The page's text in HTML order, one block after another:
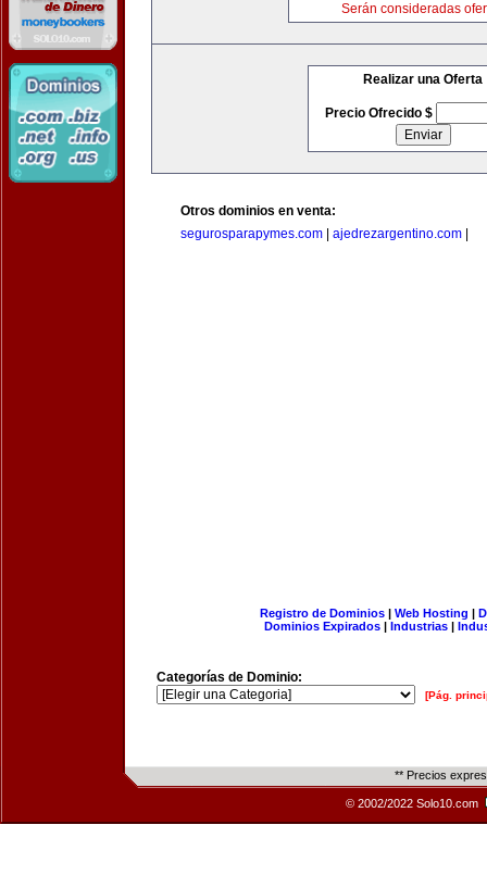
Serán consideradas
Realizar una Oferta
Precio Ofrecido $
Otros dominios en venta:
segurosparapymes.com
ajedrezargentino.com
Registro de Dominios| Web Hosting |
Dominios Expirados | Industrias |
Categorías de Dominio:
[Pág.
** Precios
© 2002/2022 Solo10.com